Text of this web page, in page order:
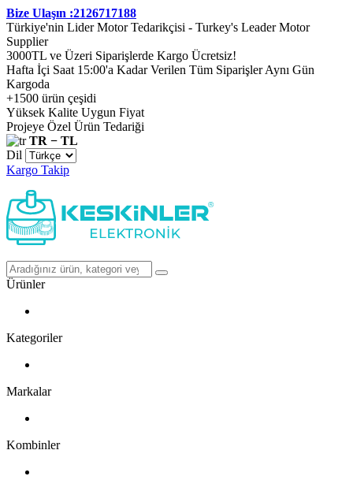
Bize Ulaşın :2126717188
Türkiye'nin Lider Motor Tedarikçisi - Turkey's Leader Motor
Supplier
3000TL ve Üzeri Siparişlerde Kargo Ücretsiz!
Hafta İçi Saat 15:00'a Kadar Verilen Tüm Siparişler Aynı Gün
Kargoda
+1500 ürün çeşidi
Yüksek Kalite Uygun Fiyat
Projeye Özel Ürün Tedariği
TR − TL
Dil
Kargo Takip
Ürünler
Kategoriler
Markalar
Kombinler